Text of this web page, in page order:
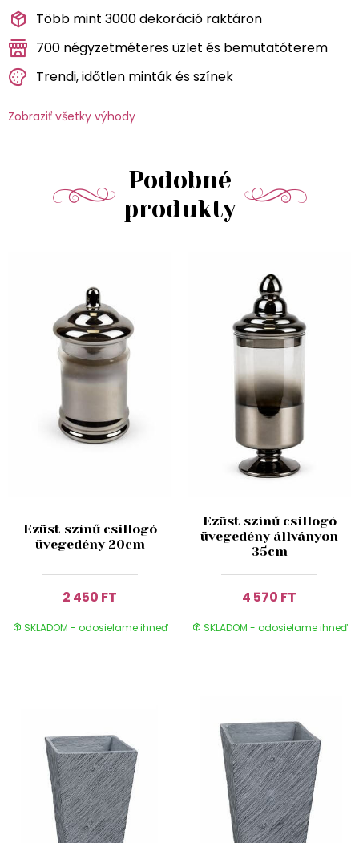
Több mint 3000 dekoráció raktáron
700 négyzetméteres üzlet és bemutatóterem
Trendi, időtlen minták és színek
Zobraziť všetky výhody
Podobné
produkty
Ezüst színű csillogó
üvegedény 20cm
2 450 FT
SKLADOM - odosielame ihneď
Ezüst színű csillogó
üvegedény állványon
35cm
4 570 FT
SKLADOM - odosielame ihneď